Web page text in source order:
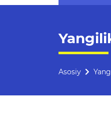
Rahbariyat
Boshqarma tuzilmasi
Missiya, maqsad va
Rekvizitlar
Asosiy